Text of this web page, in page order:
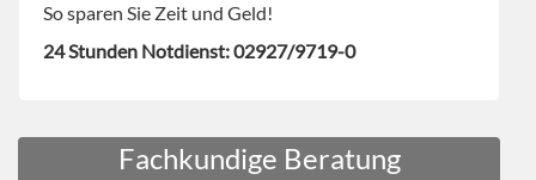
So sparen Sie Zeit und Geld!
24 Stunden Notdienst: 02927/9719-0
Fachkundige Beratung